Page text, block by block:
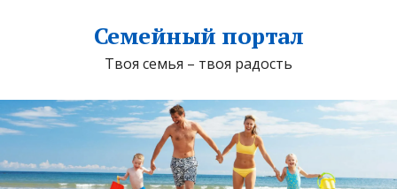
Семейный портал
Твоя семья – твоя радость